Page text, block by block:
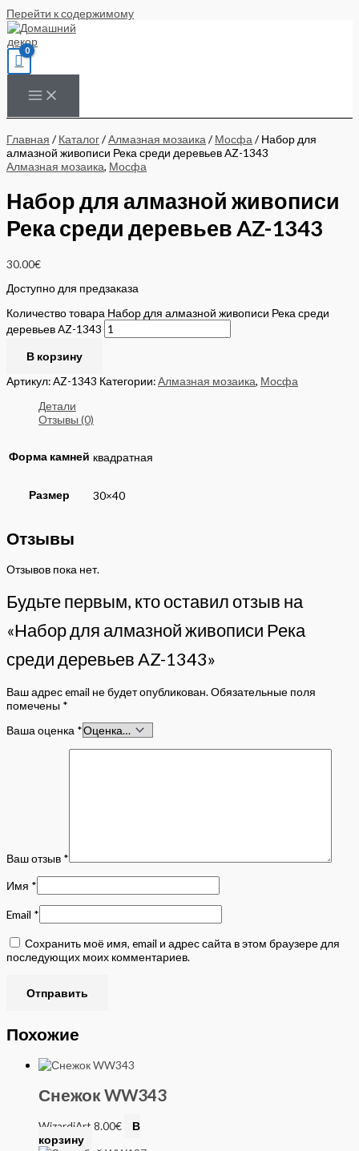
Перейти к содержимому
Главная / Каталог/Алмазная мозаика / Мосфа / Набор для
алмазной живописи Река среди деревьев AZ-1343
Алмазная мозаика, Мосфа
Набор для алмазной живописи
Река среди деревьев AZ-1343
30.00€
Доступно для предзаказа
Количество товара Набор для алмазной живописи Река среди
деревьев AZ-1343
В корзину
Артикул:AZ-1343 Категории:Алмазная мозаика, Мосфа
Детали
Отзывы (0)
Форма камней квадратная
Размер 30×40
Отзывы
Отзывов пока нет.
Будьте первым, кто оставил отзыв на
«Набор для алмазной живописи Река
среди деревьев AZ-1343»
Ваш адрес email не будет опубликован.Обязательные поля
помечены *
Ваша оценка *
Ваш отзыв *
Имя *
Email *
Сохранить моё имя, email и адрес сайта в этом браузере для
последующих моих комментариев.
Похожие
Снежок WW343
WizardiArt 8.00€
В
корзину